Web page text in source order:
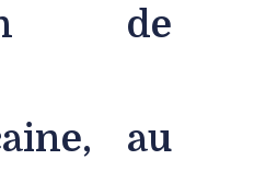
de
au